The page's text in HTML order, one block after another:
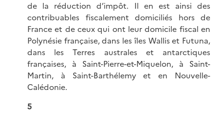
de la réduction d’impôt. Il en est ainsi des
contribuables fiscalement domiciliés hors de
France et de ceux qui ont leur domicile fiscal en
Polynésie française, dans les îles Wallis et Futuna,
dans les Terres australes et antarctiques
françaises, à Saint-Pierre-et-Miquelon, à Saint-
Martin, à Saint-Barthélemy et en Nouvelle-
Calédonie.
5